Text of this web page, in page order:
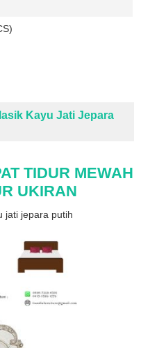
Kayu Jati Jepara
TIDUR MEWAH
UKIRAN
jati jepara putih